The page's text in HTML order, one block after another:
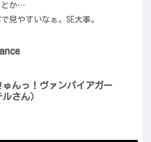
とか…
見やすいなぁ。SE大事。
ゅんっ！ヴァンパイアガー
さん）